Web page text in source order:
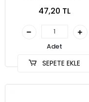
47,20 TL
Adet
SEPETE EKLE